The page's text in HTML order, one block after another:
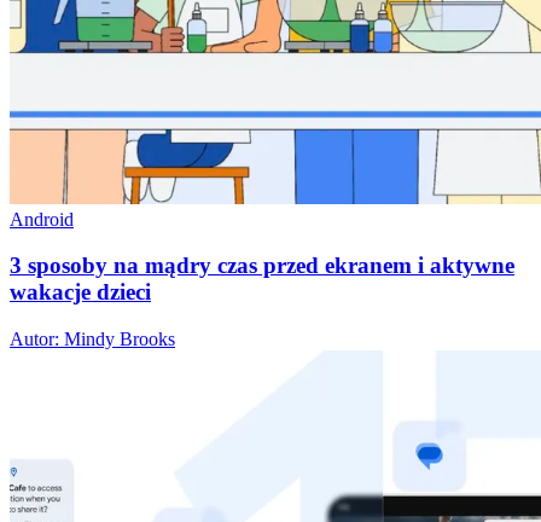
Android
3 sposoby na mądry czas przed ekranem i aktywne
wakacje dzieci
Autor: Mindy Brooks